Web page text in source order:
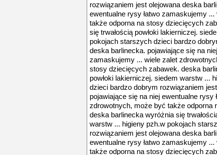
rozwiązaniem jest olejowana deska
ewentualne rysy łatwo zamaskujemy
także odporna na stosy dziecięcych
się trwałością powłoki lakierniczej.
pokojach starszych dzieci bardzo
deska barlinecka. pojawiające się na
zamaskujemy ... wiele zalet
stosy dziecięcych zabawek. deska
powłoki lakierniczej. siedem warstw ...
dzieci bardzo dobrym rozwiązaniem
pojawiające się na niej ewentualne
zdrowotnych, może być także odporna
deska barlinecka wyróżnia się
warstw ... higieny pzh.w pokojach
rozwiązaniem jest olejowana deska
ewentualne rysy łatwo zamaskujemy
także odporna na stosy dziecięcych